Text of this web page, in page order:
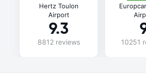
Hertz Toulon
Airport
9.3
8812 reviews 10251